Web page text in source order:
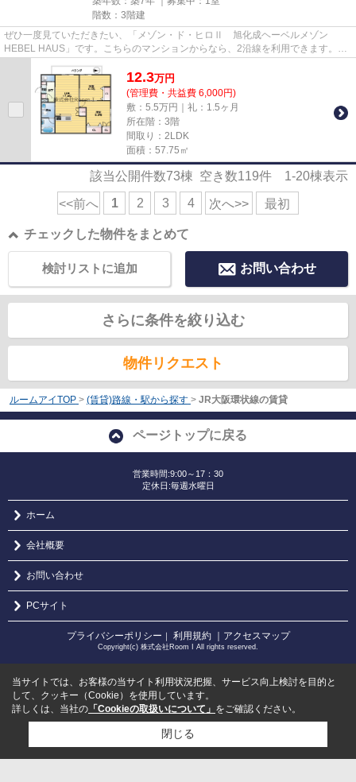
階数：3階建
ぜひ一度見ていただきたい、「メゾン・ド・ヒロⅡ 旭化成ヘーベルメゾン
HEBEL HAUS」です。こちらのマンションからなら、2沿線を利用できます。平
12.3万円
(管理費・共益費 6,000円)
敷：5.5万円｜礼：1.5ヶ月
所在階：3階
間取り：2LDK
面積：57.75㎡
該当公開件数73棟 空き数119件 1-20棟表示
<<前へ 1 2 3 4 次へ>> 最初
チェックした物件をまとめて
お問い合わせ
検討リストに追加
さらに条件を絞り込む
物件リクエスト
ルームアイTOP > (賃貸)路線・駅から探す > JR大阪環状線の賃貸
ページトップに戻る
営業時間:9:00～17：30
定休日:毎週水曜日
ホーム
会社概要
お問い合わせ
PCサイト
プライバシーポリシー ｜ 利用規約 ｜アクセスマップ
Copyright(c) 株式会社Room I All rights reserved.
当サイトでは、お客様の当サイト利用状況把握、サービス向上検討を目的と
して、クッキー（Cookie）を使用しています。
詳しくは、当社の 「Cookieの取扱いについて」 をご確認ください。
閉じる